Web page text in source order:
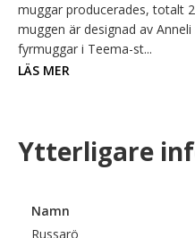
muggar producerades, totalt
muggen är designad av
fyrmuggar i Teema-st...
LÄS MER
Ytterligare
Namn
Russarö